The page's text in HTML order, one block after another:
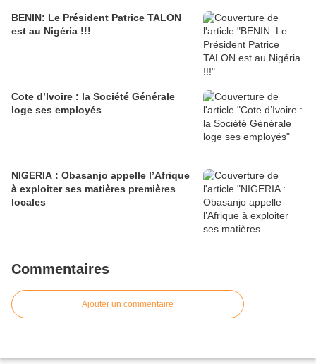
BENIN: Le Président Patrice TALON
est au Nigéria !!!
Cote d’Ivoire : la Société Générale
loge ses employés
NIGERIA : Obasanjo appelle l’Afrique
à exploiter ses matières premières
locales
Commentaires
Ajouter un commentaire